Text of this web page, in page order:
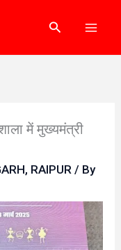
Search
में मुख्यमंत्री
, RAIPUR / By